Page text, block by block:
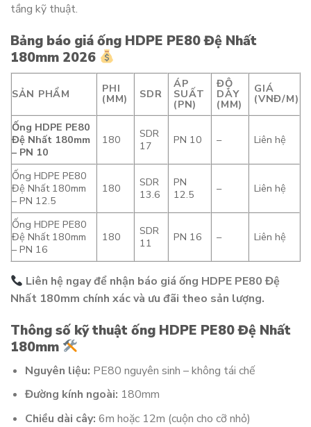
tầng kỹ thuật.
Bảng báo giá ống HDPE PE80 Đệ Nhất
180mm 2026
SẢN PHẨM PHI
(MM) SDR
ÁP
SUẤT
(PN)
ĐỘ
DÀY
(MM)
GIÁ
(VNĐ/M)
Ống HDPE PE80
Đệ Nhất 180mm
– PN 10
180
SDR
17
PN 10 – Liên hệ
Ống HDPE PE80
Đệ Nhất 180mm
– PN 12.5
180
SDR
13.6
PN
12.5
– Liên hệ
Ống HDPE PE80
Đệ Nhất 180mm
– PN 16
180
SDR
11
PN 16 – Liên hệ
Liên hệ ngay để nhận báo giá ống HDPE PE80 Đệ
Nhất 180mm chính xác và ưu đãi theo sản lượng.
Thông số kỹ thuật ống HDPE PE80 Đệ Nhất
180mm
Nguyên liệu: PE80 nguyên sinh – không tái chế
Đường kính ngoài: 180mm
Chiều dài cây: 6m hoặc 12m (cuộn cho cỡ nhỏ)